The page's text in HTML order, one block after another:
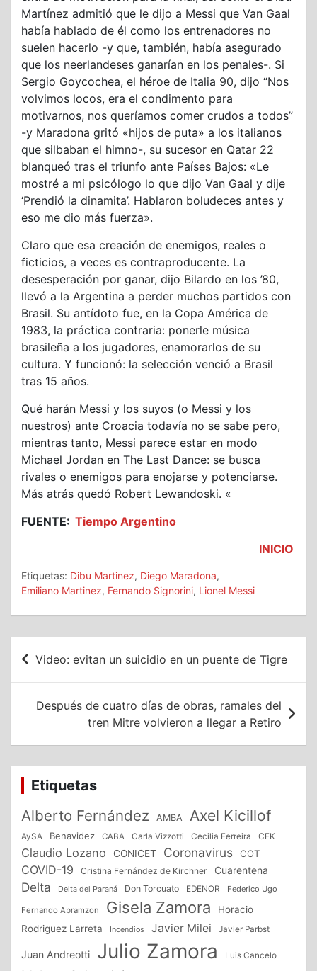
Martínez admitió que le dijo a Messi que Van Gaal
había hablado de él como los entrenadores no
suelen hacerlo -y que, también, había asegurado
que los neerlandeses ganarían en los penales-. Si
Sergio Goycochea, el héroe de Italia 90, dijo “Nos
volvimos locos, era el condimento para
motivarnos, nos queríamos comer crudos a todos”
-y Maradona gritó «hijos de puta» a los italianos
que silbaban el himno-, su sucesor en Qatar 22
blanqueó tras el triunfo ante Países Bajos: «Le
mostré a mi psicólogo lo que dijo Van Gaal y dije
‘Prendió la dinamita’. Hablaron boludeces antes y
eso me dio más fuerza».
Claro que esa creación de enemigos, reales o
ficticios, a veces es contraproducente. La
desesperación por ganar, dijo Bilardo en los ’80,
llevó a la Argentina a perder muchos partidos con
Brasil. Su antídoto fue, en la Copa América de
1983, la práctica contraria: ponerle música
brasileña a los jugadores, enamorarlos de su
cultura. Y funcionó: la selección venció a Brasil
tras 15 años.
Qué harán Messi y los suyos (o Messi y los
nuestros) ante Croacia todavía no se sabe pero,
mientras tanto, Messi parece estar en modo
Michael Jordan en The Last Dance: se busca
rivales o enemigos para enojarse y potenciarse.
Más atrás quedó Robert Lewandoski. «
FUENTE: Tiempo Argentino
INICIO
Etiquetas: Dibu Martinez, Diego Maradona,
Emiliano Martinez, Fernando Signorini, Lionel Messi
Navegación
de
entradas
Video: evitan un suicidio en un puente de Tigre
Después de cuatro días de obras, ramales del
tren Mitre volvieron a llegar a Retiro
Etiquetas
Alberto Fernández AMBA Axel Kicillof
AySA Benavidez CABA Carla Vizzotti Cecilia Ferreira CFK
Claudio Lozano CONICET Coronavirus COT
COVID-19 Cristina Fernández de Kirchner Cuarentena
Delta Delta del Paraná Don Torcuato EDENOR Federico Ugo
Fernando Abramzon Gisela Zamora
Horacio
Rodriguez Larreta
Incendios Javier Milei Javier Parbst
Juan Andreotti Julio Zamora Luis Cancelo